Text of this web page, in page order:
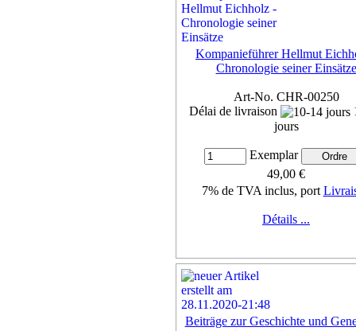
Kompanieführer Hellmut
Chronologie seiner Einsätze
Art-No. CHR-00250
Délai de livraison
jours
Exemplar
49,00 €
7% de TVA inclus, port
Détails ...
Beiträge zur Geschichte und